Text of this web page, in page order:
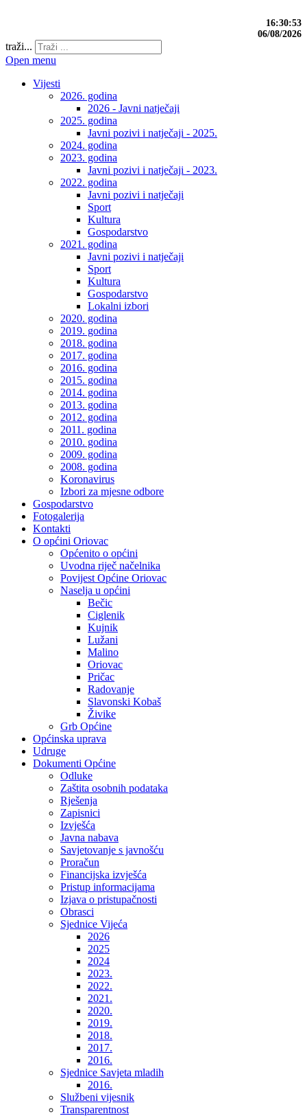
16:30:54
06/08/2026
traži...
Open menu
Vijesti
2026. godina
2026 - Javni natječaji
2025. godina
Javni pozivi i natječaji - 2025.
2024. godina
2023. godina
Javni pozivi i natječaji - 2023.
2022. godina
Javni pozivi i natječaji
Sport
Kultura
Gospodarstvo
2021. godina
Javni pozivi i natječaji
Sport
Kultura
Gospodarstvo
Lokalni izbori
2020. godina
2019. godina
2018. godina
2017. godina
2016. godina
2015. godina
2014. godina
2013. godina
2012. godina
2011. godina
2010. godina
2009. godina
2008. godina
Koronavirus
Izbori za mjesne odbore
Gospodarstvo
Fotogalerija
Kontakti
O općini Oriovac
Općenito o općini
Uvodna riječ načelnika
Povijest Općine Oriovac
Naselja u općini
Bečic
Ciglenik
Kujnik
Lužani
Malino
Oriovac
Pričac
Radovanje
Slavonski Kobaš
Živike
Grb Općine
Općinska uprava
Udruge
Dokumenti Općine
Odluke
Zaštita osobnih podataka
Rješenja
Zapisnici
Izvješća
Javna nabava
Savjetovanje s javnošću
Proračun
Financijska izvješća
Pristup informacijama
Izjava o pristupačnosti
Obrasci
Sjednice Vijeća
2026
2025
2024
2023.
2022.
2021.
2020.
2019.
2018.
2017.
2016.
Sjednice Savjeta mladih
2016.
Službeni vijesnik
Transparentnost